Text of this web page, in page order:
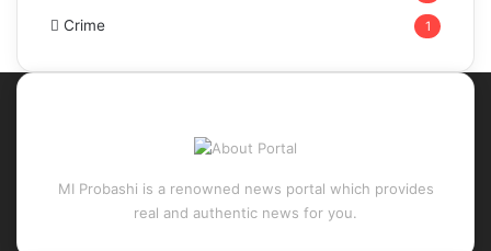
Crime 1
MI Probashi is a renowned news portal which provides
real and authentic news for you.